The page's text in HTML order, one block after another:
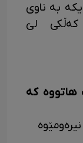
به ناوی
کەڵکی لێ
هاتووه که